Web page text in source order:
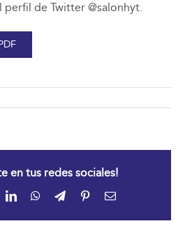
perfil de Twitter @salonhyt.
en tus redes sociales!
LinkedInWhatsApp
TelegramPinterestCorreo